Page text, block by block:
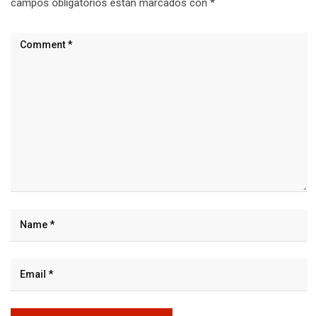
campos obligatorios están marcados con *